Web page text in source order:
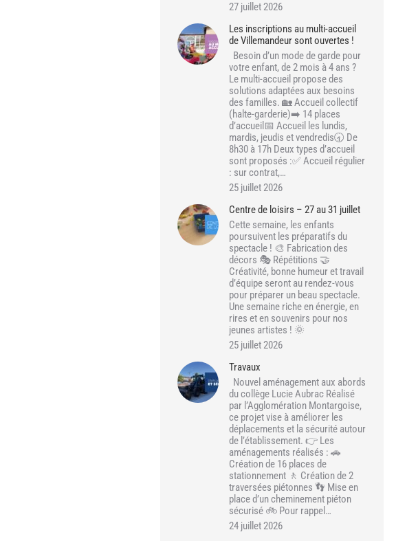
27 juillet 2026
Les inscriptions au multi-accueil
de Villemandeur sont ouvertes !
Besoin d’un mode de garde pour
votre enfant, de 2 mois à 4 ans ?
Le multi-accueil propose des
solutions adaptées aux besoins
des familles. 🏡 Accueil collectif
(halte-garderie)➡️ 14 places
d’accueil📅 Accueil les lundis,
mardis, jeudis et vendredis🕣 De
8h30 à 17h Deux types d’accueil
sont proposés :✅ Accueil régulier
: sur contrat,…
25 juillet 2026
Centre de loisirs – 27 au 31 juillet
Cette semaine, les enfants
poursuivent les préparatifs du
spectacle ! 🎨 Fabrication des
décors 🎭 Répétitions 🤝
Créativité, bonne humeur et travail
d’équipe seront au rendez-vous
pour préparer un beau spectacle.
Une semaine riche en énergie, en
rires et en souvenirs pour nos
jeunes artistes ! 🌞
25 juillet 2026
Travaux
Nouvel aménagement aux abords
du collège Lucie Aubrac Réalisé
par l’Agglomération Montargoise,
ce projet vise à améliorer les
déplacements et la sécurité autour
de l’établissement. 👉 Les
aménagements réalisés : 🚗
Création de 16 places de
stationnement 🚶 Création de 2
traversées piétonnes 👣 Mise en
place d’un cheminement piéton
sécurisé 🚲 Pour rappel…
24 juillet 2026